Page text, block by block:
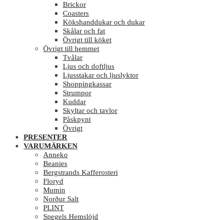
Brickor
Coasters
Kökshanddukar och dukar
Skålar och fat
Övrigt till köket
Övrigt till hemmet
Tvålar
Ljus och doftljus
Ljusstakar och ljuslyktor
Shoppingkassar
Strumpor
Kuddar
Skyltar och tavlor
Påskpynt
Övrigt
PRESENTER
VARUMÄRKEN
Anneko
Beanies
Bergstrands Kafferosteri
Floryd
Mumin
Norður Salt
PLINT
Spegels Hemslöjd